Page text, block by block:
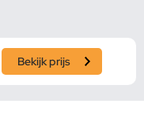
Bekijk prijs